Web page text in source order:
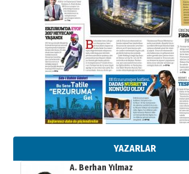
YAZARLAR
Erzurumspor’un köşe taşları
29 Haziran 2026 Pazartesi
Kenan GÜLERCİ
Murat Şahsuvaroğlu ERKON’da
çıtayı yukarı taşırken,
yönetimdekiler aşağı
çekmemeli!
17 Şubat 2026 SalıOrhan BOZKURT
Bir fotoğraf, bir şehir, bir
gazeteci… Dizginler kimin
A. Berhan Yılmaz